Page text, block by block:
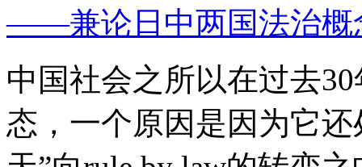
——兼论日中两国法治概
中国社会之所以在过去
态，一个原因是因为它